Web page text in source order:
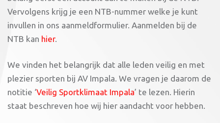
Vervolgens krijg je een NTB-nummer welke je kunt
invullen in ons aanmeldformulier. Aanmelden bij de
NTB kan hier.
We vinden het belangrijk dat alle leden veilig en met
plezier sporten bij AV Impala. We vragen je daarom de
notitie ‘Veilig Sportklimaat Impala’ te lezen. Hierin
staat beschreven hoe wij hier aandacht voor hebben.